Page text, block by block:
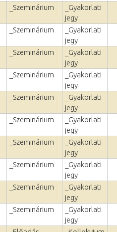
_Szeminárium
_Gyakorlati
jegy
_Szeminárium
_Gyakorlati
jegy
_Szeminárium
_Gyakorlati
jegy
_Szeminárium
_Gyakorlati
jegy
_Szeminárium
_Gyakorlati
jegy
_Szeminárium
_Gyakorlati
jegy
_Szeminárium
_Gyakorlati
jegy
_Szeminárium
_Gyakorlati
jegy
_Szeminárium
_Gyakorlati
jegy
_Szeminárium
_Gyakorlati
jegy